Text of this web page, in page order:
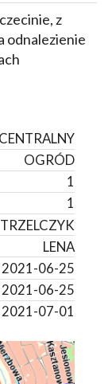
z
odnalezienie
CENTRALNY
OGRÓD
1
1
LENA
2021-06-25
2021-06-25
2021-07-01